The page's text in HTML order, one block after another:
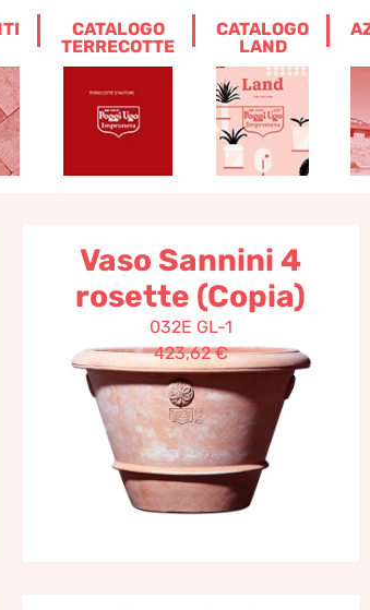
CATALOGO
TERRECOTTE
CATALOGO
LAND
2
Vaso Sannini 4
rosette (Copia)
032E GL-1
423,62€